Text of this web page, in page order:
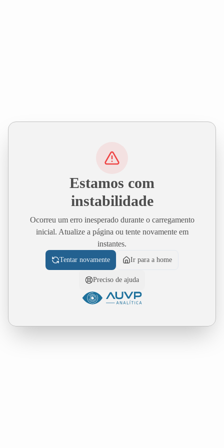
Estamos com
instabilidade
Ocorreu um erro inesperado durante o carregamento
inicial. Atualize a página ou tente novamente em
instantes.
Tentar novamente Ir para a home
Preciso de ajuda